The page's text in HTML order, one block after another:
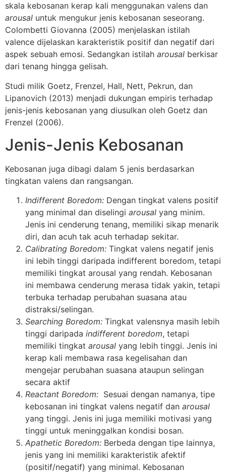
skala kebosanan kerap kali menggunakan valens dan
arousal untuk mengukur jenis kebosanan seseorang.
Colombetti Giovanna (2005) menjelaskan istilah
valence dijelaskan karakteristik positif dan negatif dari
aspek sebuah emosi. Sedangkan istilah arousal berkisar
dari tenang hingga gelisah.
Studi milik Goetz, Frenzel, Hall, Nett, Pekrun, dan
Lipanovich (2013) menjadi dukungan empiris terhadap
jenis-jenis kebosanan yang diusulkan oleh Goetz dan
Frenzel (2006).
Jenis-Jenis Kebosanan
Kebosanan juga dibagi dalam 5 jenis berdasarkan
tingkatan valens dan rangsangan.
Indifferent Boredom: Dengan tingkat valens positif
yang minimal dan diselingi arousal yang minim.
Jenis ini cenderung tenang, memiliki sikap menarik
diri, dan acuh tak acuh terhadap sekitar.
Calibrating Boredom: Tingkat valens negatif jenis
ini lebih tinggi daripada indifferent boredom, tetapi
memiliki tingkat arousal yang rendah. Kebosanan
ini membawa cenderung merasa tidak yakin, tetapi
terbuka terhadap perubahan suasana atau
distraksi/selingan.
Searching Boredom: Tingkat valensnya masih lebih
tinggi daripada indifferent boredom, tetapi
memiliki tingkat arousal yang lebih tinggi. Jenis ini
kerap kali membawa rasa kegelisahan dan
mengejar perubahan suasana ataupun selingan
secara aktif
Reactant Boredom: Sesuai dengan namanya, tipe
kebosanan ini tingkat valens negatif dan arousal
yang tinggi. Jenis ini juga memiliki motivasi yang
tinggi untuk meninggalkan kondisi bosan.
Apathetic Boredom: Berbeda dengan tipe lainnya,
jenis yang ini memiliki karakteristik afektif
(positif/negatif) yang minimal. Kebosanan